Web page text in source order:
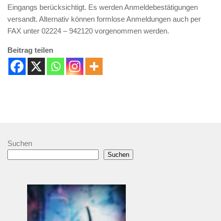
Eingangs berücksichtigt. Es werden Anmeldebestätigungen
versandt. Alternativ können formlose Anmeldungen auch per
FAX unter 02224 – 942120 vorgenommen werden.
Beitrag teilen
Suchen
Suchen